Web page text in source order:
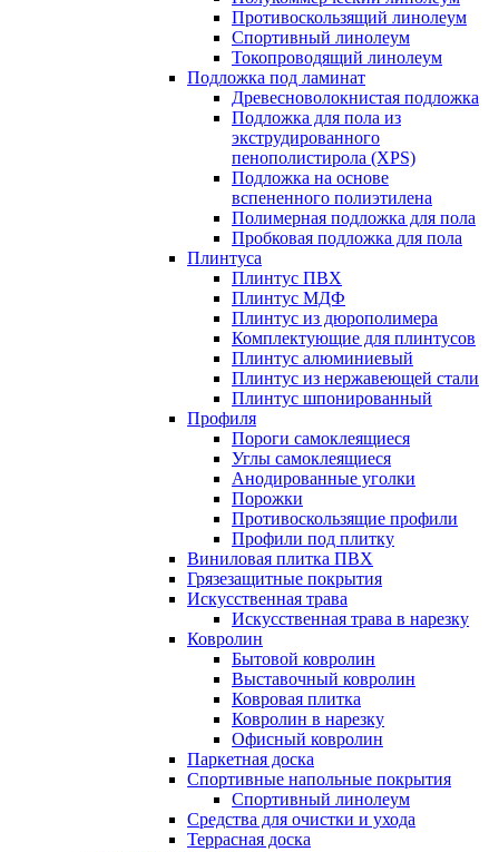
Противоскользящий линолеум
Спортивный линолеум
Токопроводящий линолеум
Подложка под ламинат
Древесноволокнистая подложка
Подложка для пола из
экструдированного
пенополистирола (XPS)
Подложка на основе
вспененного полиэтилена
Полимерная подложка для пола
Пробковая подложка для пола
Плинтуса
Плинтус ПВХ
Плинтус МДФ
Плинтус из дюрополимера
Комплектующие для плинтусов
Плинтус алюминиевый
Плинтус из нержавеющей стали
Плинтус шпонированный
Профиля
Пороги самоклеящиеся
Углы самоклеящиеся
Анодированные уголки
Порожки
Противоскользящие профили
Профили под плитку
Виниловая плитка ПВХ
Грязезащитные покрытия
Искусственная трава
Искусственная трава в нарезку
Ковролин
Бытовой ковролин
Выставочный ковролин
Ковровая плитка
Ковролин в нарезку
Офисный ковролин
Паркетная доска
Спортивные напольные покрытия
Спортивный линолеум
Средства для очистки и ухода
Террасная доска